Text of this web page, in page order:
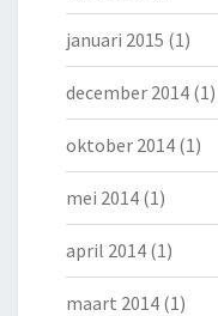
januari 2015 (1)
december 2014 (1)
oktober 2014 (1)
mei 2014 (1)
april 2014 (1)
maart 2014 (1)